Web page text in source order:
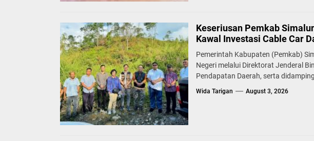
Keseriusan Pemkab
Kawal Investasi Cable Car
Pemerintah Kabupaten (Pemkab)
Negeri melalui Direktorat Jenderal
Pendapatan Daerah, serta
Wida Tarigan August 3, 2026